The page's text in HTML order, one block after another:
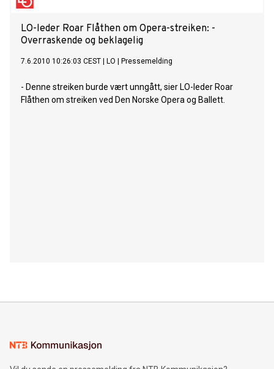
LO-leder Roar Flåthen om Opera-streiken: -
Overraskende og beklagelig
7.6.2010 10:26:03 CEST LO Pressemelding
- Denne streiken burde vært unngått, sier LO-leder Roar
Flåthen om streiken ved Den Norske Opera og Ballett.